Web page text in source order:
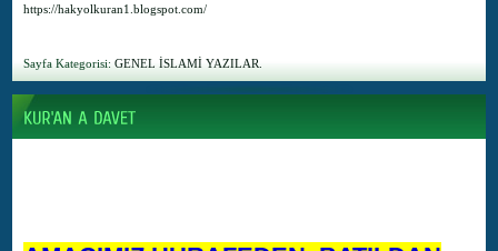
https://hakyolkuran1.blogspot.com/
Sayfa Kategorisi: GENEL İSLAMİ YAZILAR.